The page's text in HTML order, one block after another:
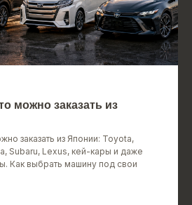
можно заказать из
заказать из Японии: Toyota,
Subaru, Lexus, кей-кары и даже
Как выбрать машину под свои